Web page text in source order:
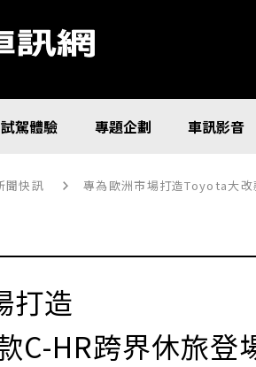
試駕體驗 專題企劃 車訊影音
聞快訊 專為歐洲市場打造Toyota大改
打造
C-HR跨界休旅登